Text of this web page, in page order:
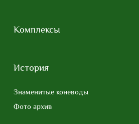
Комплексы
История
Знаменитые коневоды
Фото архив